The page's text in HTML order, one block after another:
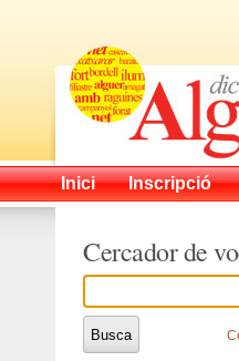
Inici Inscripció
Cercador de